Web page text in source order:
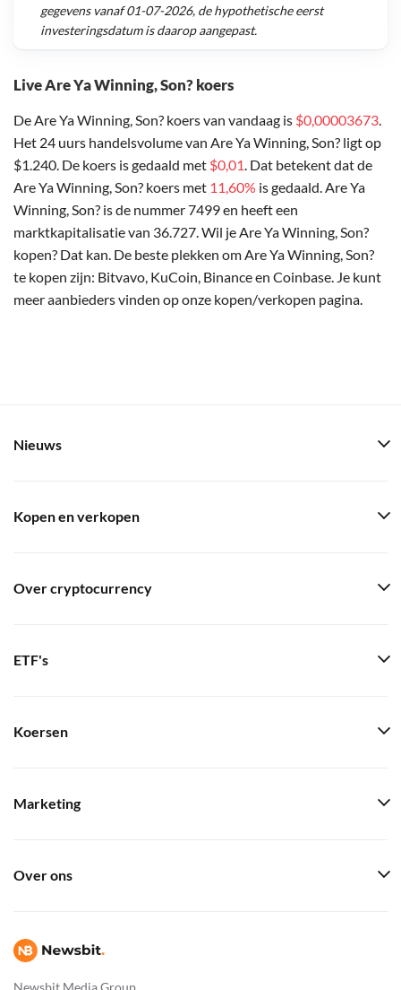
Live Are Ya Winning, Son? koers
De Are Ya Winning, Son? koers van vandaag is $0,00003673.
Het 24 uurs handelsvolume van Are Ya Winning, Son? ligt op
$1.240. De koers is gedaald met $0,01. Dat betekent dat de
Are Ya Winning, Son? koers met 11,60% is gedaald. Are Ya
Winning, Son? is de nummer 7499 en heeft een
marktkapitalisatie van 36.727. Wil je Are Ya Winning, Son?
kopen? Dat kan. De beste plekken om Are Ya Winning, Son?
te kopen zijn: Bitvavo, KuCoin, Binance en Coinbase. Je kunt
meer aanbieders vinden op onze kopen/verkopen pagina.
gegevens vanaf01-07-2026, de hypothetische eerst
investeringsdatum is daarop aangepast.
Newsbit Media Group
Nieuws
Kopen en verkopen
Over cryptocurrency
ETF's
Koersen
Marketing
Over ons